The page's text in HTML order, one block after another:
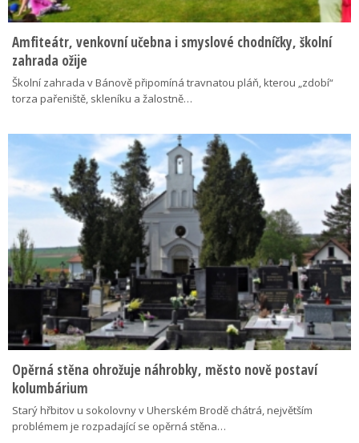
Amfiteátr, venkovní učebna i smyslové chodníčky, školní
zahrada ožije
Školní zahrada v Bánově připomíná travnatou pláň, kterou „zdobí“
torza pařeniště, skleníku a žalostně…
Opěrná stěna ohrožuje náhrobky, město nově postaví
kolumbárium
Starý hřbitov u sokolovny v Uherském Brodě chátrá, největším
problémem je rozpadající se opěrná stěna…